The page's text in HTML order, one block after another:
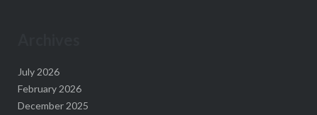
July 2026
February 2026
December 2025